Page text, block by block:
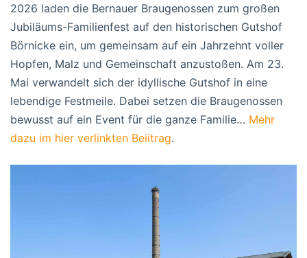
2026 laden die Bernauer Braugenossen zum großen
Jubiläums-Familienfest auf den historischen Gutshof
Börnicke ein, um gemeinsam auf ein Jahrzehnt voller
Hopfen, Malz und Gemeinschaft anzustoßen. Am 23.
Mai verwandelt sich der idyllische Gutshof in eine
lebendige Festmeile. Dabei setzen die Braugenossen
bewusst auf ein Event für die ganze Familie… Mehr
dazu im hier verlinkten Beiitrag.